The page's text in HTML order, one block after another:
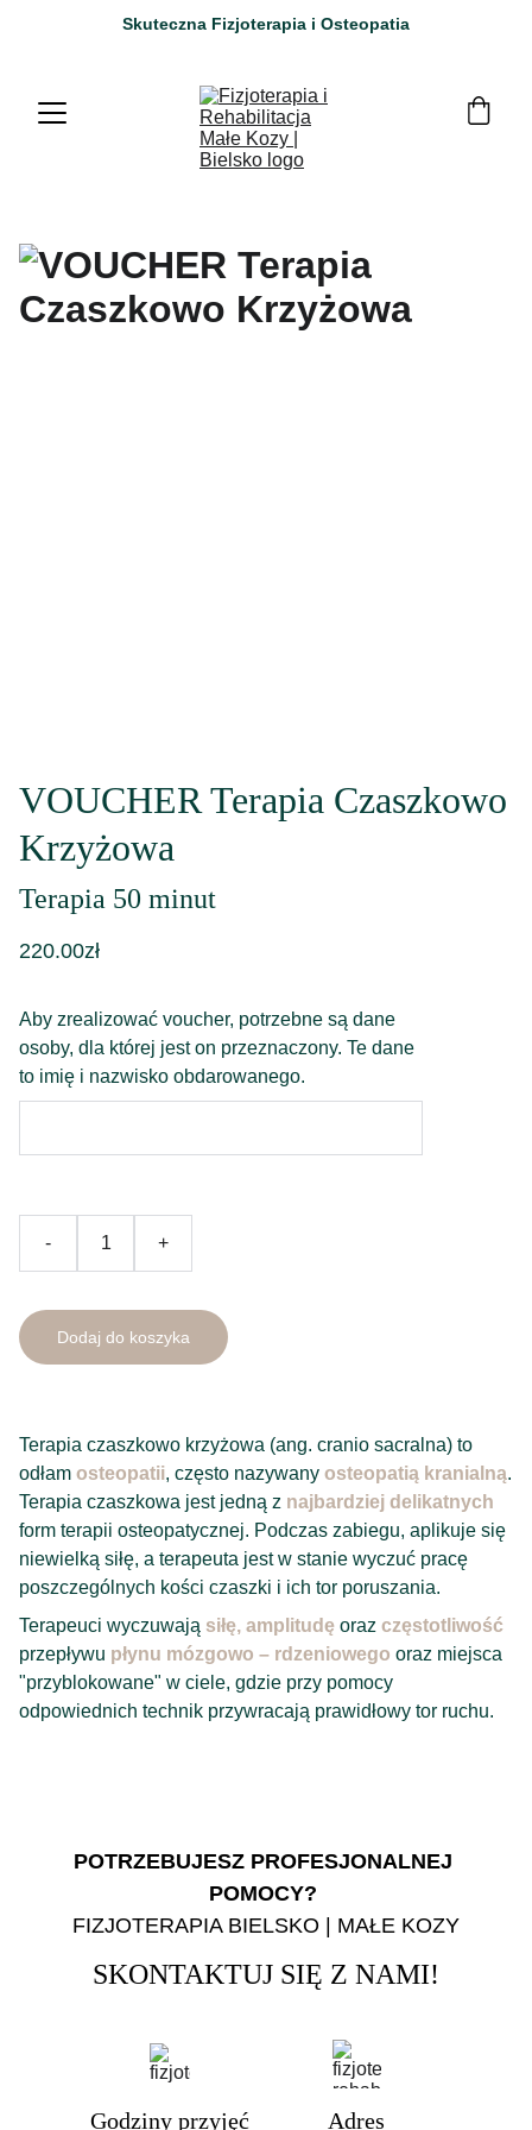
Skuteczna Fizjoterapia i Osteopatia
VOUCHER Terapia Czaszkowo
Krzyżowa
Terapia 50 minut
220.00zł
Aby zrealizować voucher, potrzebne są dane
osoby, dla której jest on przeznaczony. Te dane
to imię i nazwisko obdarowanego.
- +
Dodaj do koszyka
Terapia czaszkowo krzyżowa (ang. cranio sacralna) to
odłam osteopatii, często nazywany osteopatią kranialną.
Terapia czaszkowa jest jedną z najbardziej delikatnych
form terapii osteopatycznej. Podczas zabiegu, aplikuje się
niewielką siłę, a terapeuta jest w stanie wyczuć pracę
poszczególnych kości czaszki i ich tor poruszania.
Terapeuci wyczuwają siłę, amplitudę oraz częstotliwość
przepływu płynu mózgowo – rdzeniowego oraz miejsca
"przyblokowane" w ciele, gdzie przy pomocy
odpowiednich technik przywracają prawidłowy tor ruchu.
Adres
Godziny przyjęć
POTRZEBUJESZ PROFESJONALNEJ
POMOCY?
FIZJOTERAPIA BIELSKO | MAŁE KOZY
SKONTAKTUJ SIĘ Z NAMI!